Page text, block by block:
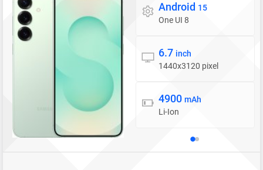
Hệ điều hành
Android 15
One UI 8
Màn hình
6.7 inch
1440x3120 pixel
Pin
4900 mAh
Li-Ion